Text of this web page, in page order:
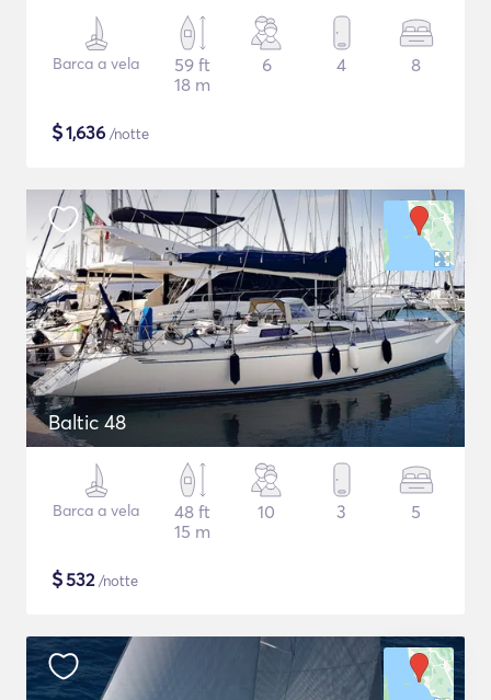
Barca a vela
59 ft
18 m
6 4 8
$1,636 /notte
Baltic 48
Barca a vela
48 ft
15 m
10 3 5
$532/notte